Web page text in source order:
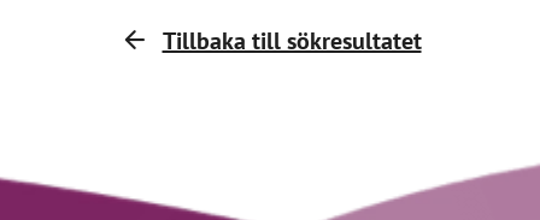
Tillbaka till sökresultatet